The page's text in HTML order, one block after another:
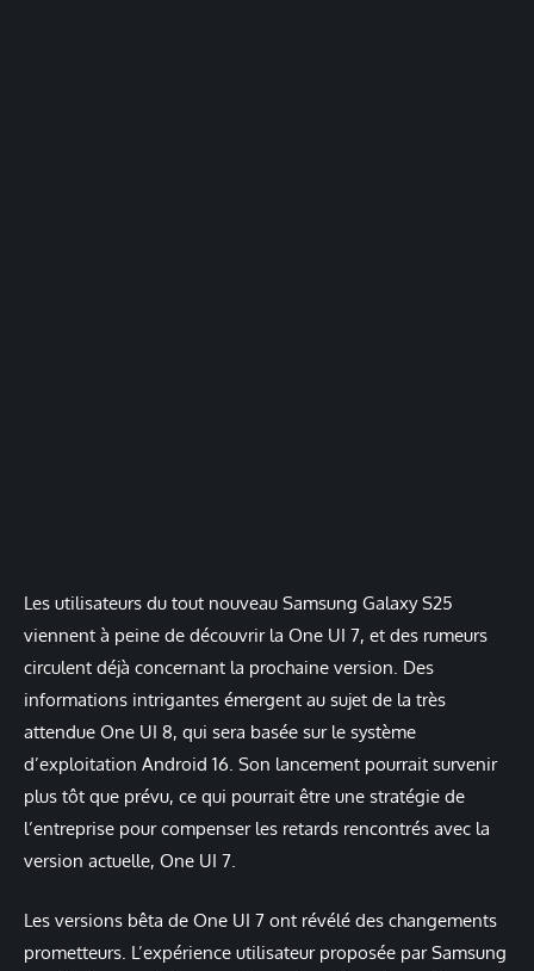
Les utilisateurs du tout nouveau Samsung Galaxy S25
viennent à peine de découvrir la One UI 7, et des rumeurs
circulent déjà concernant la prochaine version. Des
informations intrigantes émergent au sujet de la très
attendue One UI 8, qui sera basée sur le système
d’exploitation Android 16. Son lancement pourrait survenir
plus tôt que prévu, ce qui pourrait être une stratégie de
l’entreprise pour compenser les retards rencontrés avec la
version actuelle, One UI 7.
Les versions bêta de One UI 7 ont révélé des changements
prometteurs. L’expérience utilisateur proposée par Samsung